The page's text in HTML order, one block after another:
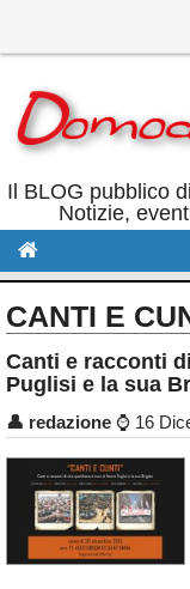
Il BLOG pubblico
Notizie,
Politica
Sport
Eventi
Rubriche
Calendario
Annunci
CANTI E
Canti e racconti
Puglisi e la sua
👤 redazione ⌚ 16